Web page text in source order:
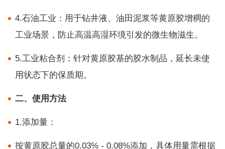
4.石油工业：用于钻井液、油田泥浆等黄原胶增稠的
工业场景，防止高温高湿环境引发的微生物滋生。
5.工业粘合剂：针对黄原胶基的胶水制品，延长未使
用状态下的保质期。
二、使用方法
1.添加量：
按黄原胶总量的0.03% - 0.08%添加，具体用量需根据